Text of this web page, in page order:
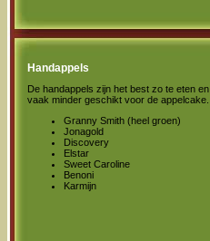
Handappels
De handappels zijn het best zo te eten en
vaak minder geschikt voor de appelcake.
Granny Smith (heel groen)
Jonagold
Discovery
Elstar
Sweet Caroline
Benoni
Karmijn